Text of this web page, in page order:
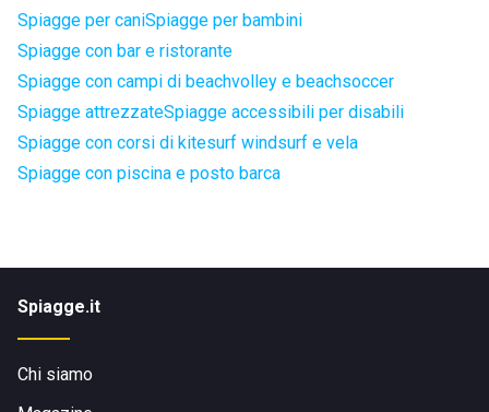
Spiagge per caniSpiagge per bambini
Spiagge con bar e ristorante
Spiagge con campi di beachvolley e beachsoccer
Spiagge attrezzateSpiagge accessibili per disabili
Spiagge con corsi di kitesurf windsurf e vela
Spiagge con piscina e posto barca
Spiagge.it
Chi siamo